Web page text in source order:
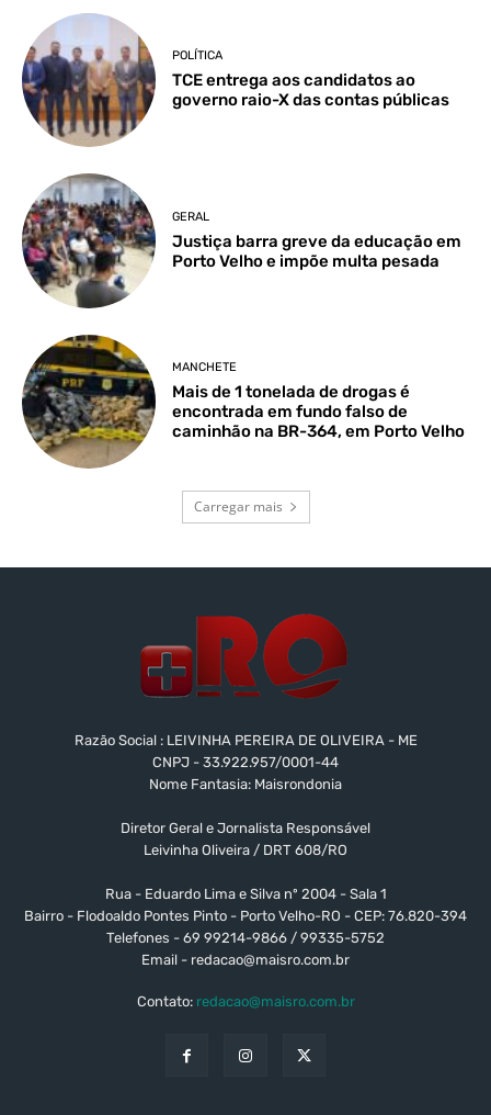
POLÍTICA
TCE entrega aos candidatos ao
governo raio-X das contas públicas
GERAL
Justiça barra greve da educação em
Porto Velho e impõe multa pesada
MANCHETE
Mais de 1 tonelada de drogas é
encontrada em fundo falso de
caminhão na BR-364, em Porto Velho
Carregar mais
Razão Social : LEIVINHA PEREIRA DE OLIVEIRA - ME
CNPJ - 33.922.957/0001-44
Nome Fantasia: Maisrondonia
Diretor Geral e Jornalista Responsável
Leivinha Oliveira / DRT 608/RO
Rua - Eduardo Lima e Silva nº 2004 - Sala 1
Bairro - Flodoaldo Pontes Pinto - Porto Velho-RO - CEP: 76.820-394
Telefones - 69 99214-9866 / 99335-5752
Email - redacao@maisro.com.br
Contato: redacao@maisro.com.br